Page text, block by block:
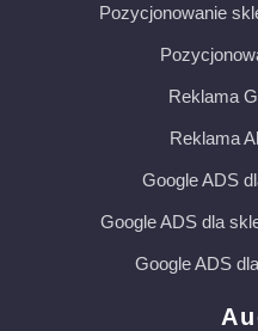
Pozycjonowanie
Reklama
Reklama
Google ADS
Google ADS dla
Google ADS